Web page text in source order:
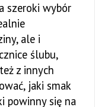
szeroki wybór
ale i
ślubu,
z innych
jaki smak
powinny się na